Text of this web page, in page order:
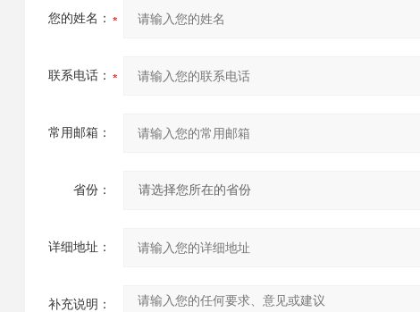
您的姓名：
联系电话：
常用邮箱：
省份：
详细地址：
补充说明：